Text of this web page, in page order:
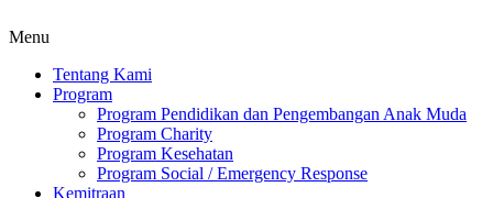
Menu
Tentang Kami
Program
Program Pendidikan dan Pengembangan Anak Muda
Program Charity
Program Kesehatan
Program Social / Emergency Response
Kemitraan